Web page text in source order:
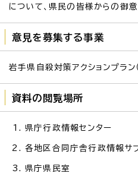
について、県民の皆様からの御意
意見を募集する事業
岩手県自殺対策アクションプラン
資料の閲覧場所
県庁行政情報センター
各地区合同庁舎行政情報サ
県庁県民室